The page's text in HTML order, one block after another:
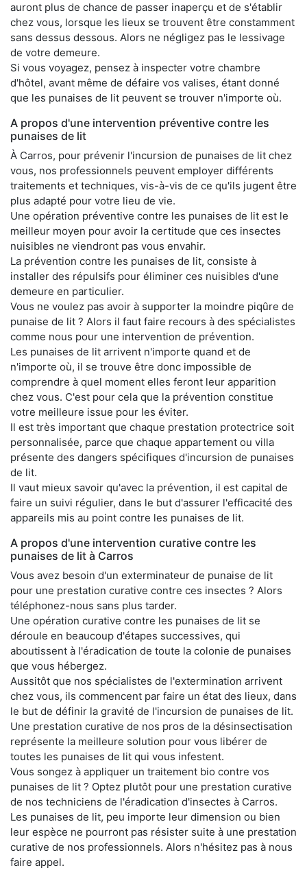
auront plus de chance de passer inaperçu et de s'établir
chez vous, lorsque les lieux se trouvent être constamment
sans dessus dessous. Alors ne négligez pas le lessivage
de votre demeure.
Si vous voyagez, pensez à inspecter votre chambre
d'hôtel, avant même de défaire vos valises, étant donné
que les punaises de lit peuvent se trouver n'importe où.
A propos d'une intervention préventive contre les
punaises de lit
À Carros, pour prévenir l'incursion de punaises de lit chez
vous, nos professionnels peuvent employer différents
traitements et techniques, vis-à-vis de ce qu'ils jugent être
plus adapté pour votre lieu de vie.
Une opération préventive contre les punaises de lit est le
meilleur moyen pour avoir la certitude que ces insectes
nuisibles ne viendront pas vous envahir.
La prévention contre les punaises de lit, consiste à
installer des répulsifs pour éliminer ces nuisibles d'une
demeure en particulier.
Vous ne voulez pas avoir à supporter la moindre piqûre de
punaise de lit ? Alors il faut faire recours à des spécialistes
comme nous pour une intervention de prévention.
Les punaises de lit arrivent n'importe quand et de
n'importe où, il se trouve être donc impossible de
comprendre à quel moment elles feront leur apparition
chez vous. C'est pour cela que la prévention constitue
votre meilleure issue pour les éviter.
Il est très important que chaque prestation protectrice soit
personnalisée, parce que chaque appartement ou villa
présente des dangers spécifiques d'incursion de punaises
de lit.
Il vaut mieux savoir qu'avec la prévention, il est capital de
faire un suivi régulier, dans le but d'assurer l'efficacité des
appareils mis au point contre les punaises de lit.
A propos d'une intervention curative contre les
punaises de lit à Carros
Vous avez besoin d'un exterminateur de punaise de lit
pour une prestation curative contre ces insectes ? Alors
téléphonez-nous sans plus tarder.
Une opération curative contre les punaises de lit se
déroule en beaucoup d'étapes successives, qui
aboutissent à l'éradication de toute la colonie de punaises
que vous hébergez.
Aussitôt que nos spécialistes de l'extermination arrivent
chez vous, ils commencent par faire un état des lieux, dans
le but de définir la gravité de l'incursion de punaises de lit.
Une prestation curative de nos pros de la désinsectisation
représente la meilleure solution pour vous libérer de
toutes les punaises de lit qui vous infestent.
Vous songez à appliquer un traitement bio contre vos
punaises de lit ? Optez plutôt pour une prestation curative
de nos techniciens de l'éradication d'insectes à Carros.
Les punaises de lit, peu importe leur dimension ou bien
leur espèce ne pourront pas résister suite à une prestation
curative de nos professionnels. Alors n'hésitez pas à nous
faire appel.